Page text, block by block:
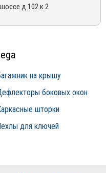
по email:не правильной
д.102 к.2
на крышу
боковых окон
шторки
для ключей